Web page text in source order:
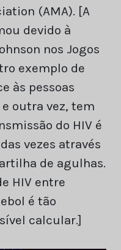
(AMA). [A
devido à
nos Jogos
exemplo de
às pessoas
outra vez, tem
do HIV é
vezes através
de agulhas.
HIV entre
é tão
calcular.]